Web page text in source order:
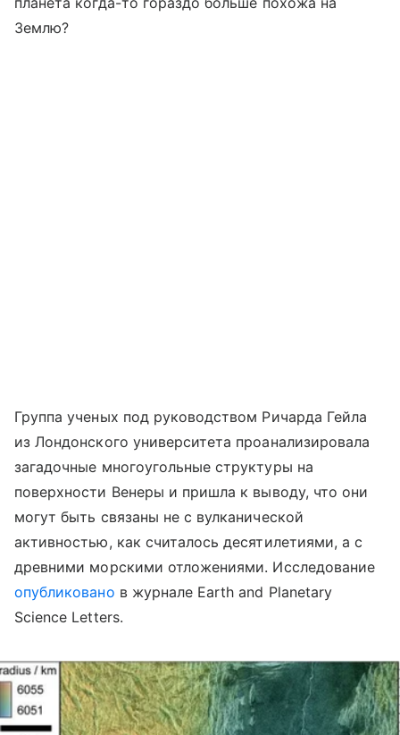
Землю?
Группа ученых под руководством Ричарда Гейла
из Лондонского университета проанализировала
загадочные многоугольные структуры на
поверхности Венеры и пришла к выводу, что они
могут быть связаны не с вулканической
активностью, как считалось десятилетиями, а с
древними морскими отложениями. Исследование
опубликовано в журнале Earth and Planetary
Science Letters.